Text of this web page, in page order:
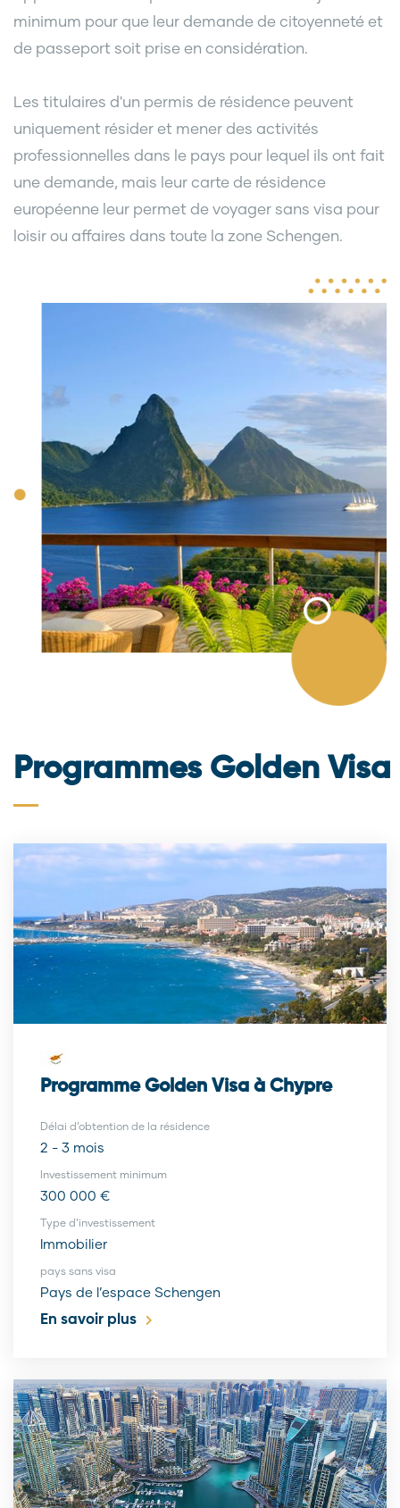
minimum pour que leur demande de citoyenneté et
de passeport soit prise en considération.
Les titulaires d'un permis de résidence peuvent
uniquement résider et mener des activités
professionnelles dans le pays pour lequel ils ont fait
une demande, mais leur carte de résidence
européenne leur permet de voyager sans visa pour
loisir ou affaires dans toute la zone Schengen.
Programmes Golden Visa
Programme Golden Visa à Chypre
Délai d’obtention de la résidence
2 - 3 mois
Investissement minimum
300 000 €
Type d’investissement
Immobilier
pays sans visa
Pays de l’espace Schengen
En savoir plus